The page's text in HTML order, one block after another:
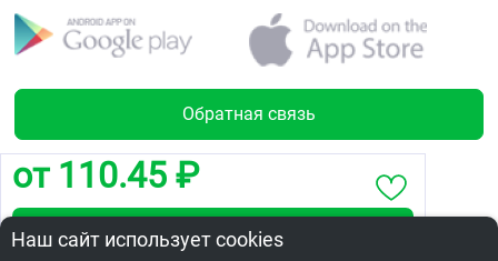
от 110.45 ₽
Забронировать по адресу ул. Конева, 28а
Обратная связь
Лицензии
Наш сайт использует cookies